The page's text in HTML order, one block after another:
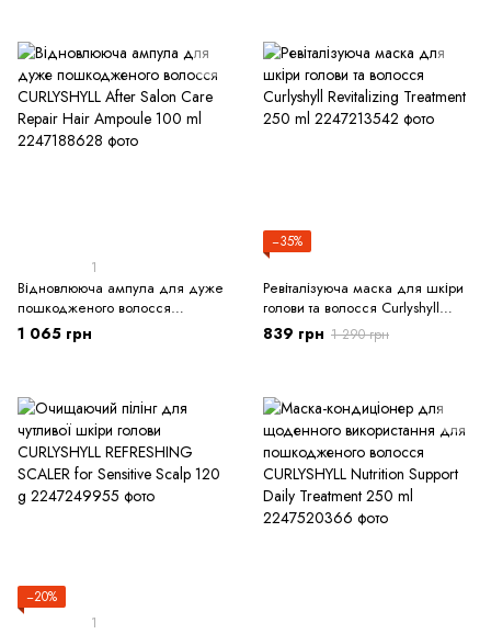
1
Відновлююча ампула для дуже
пошкодженого волосся
CURLYSHYLL After Salon Care
Repair Hair Ampoule 100 ml
1 065 грн
−35%
Ревіталізуюча маска для шкіри
голови та волосся Curlyshyll
Revitalizing Treatment 250 ml
839 грн 1 290 грн
−20%
1